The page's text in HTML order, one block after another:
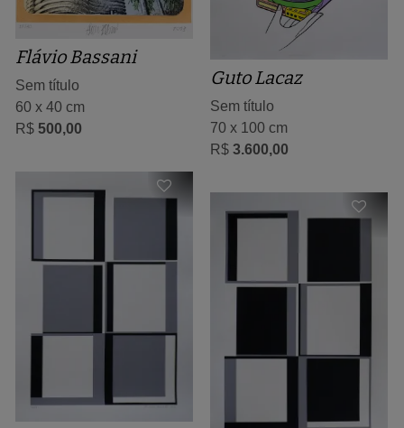
Flávio Bassani
Sem título
60 x 40 cm
R$ 500,00
Guto Lacaz
Sem título
70 x 100 cm
R$ 3.600,00